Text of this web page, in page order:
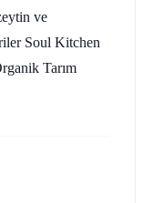
ve
Soul Kitchen
Tarım